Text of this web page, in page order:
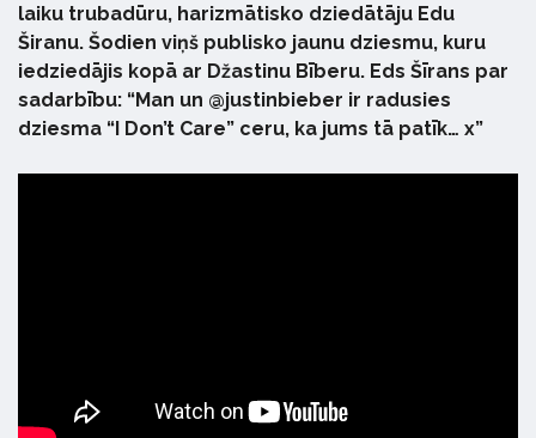
laiku trubadūru, harizmātisko dziedātāju Edu
Širanu. Šodien viņš publisko jaunu dziesmu, kuru
iedziedājis kopā ar Džastinu Bīberu. Eds Šīrans par
sadarbību: “Man un @justinbieber ir radusies
dziesma “I Don’t Care” ceru, ka jums tā patīk… x”